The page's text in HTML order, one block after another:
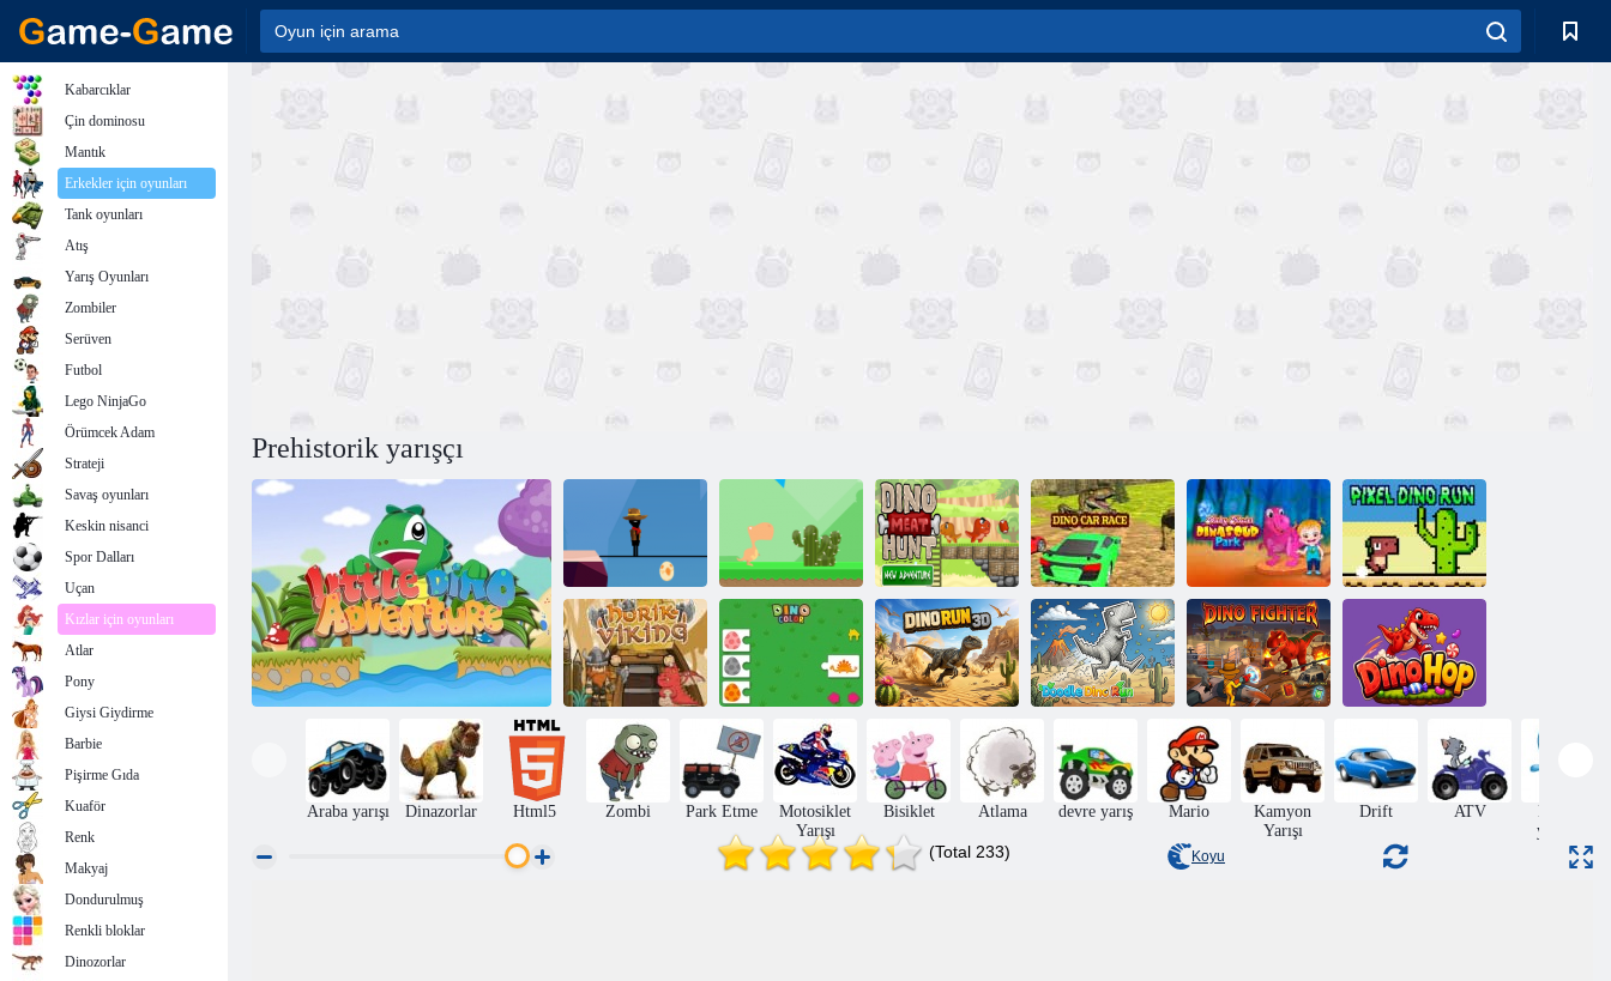
Prehistorik yarışçı
Jurassic Run Dino Run
Dino Meat Hunt
Yeni Macera
Dino Araba
Yarışı
Bebek Hazel
Dinozor Parkı
Piksel Dino
Çalıştır
Horik Viking
Dinozor Koşusu
3D
Doodle Dino
Koşusu
Dinozor
Savaşçısı
DinoHop
Araba yarışı Dinazorlar Html5 Zombi Park Etme
Motosiklet
Yarışı
Bisiklet Atlama devre yarış Mario
Kamyon
Yarışı
Drift ATV
Kaykay
yapmak
(Total 233) Koyu
Kabarcıklar
Çin dominosu
Mantık
Erkekler için oyunları
Tank oyunları
Atış
Yarış Oyunları
Zombiler
Serüven
Futbol
Lego NinjaGo
Örümcek Adam
Strateji
Savaş oyunları
Keskin nisanci
Spor Dalları
Uçan
Kızlar için oyunları
Atlar
Pony
Giysi Giydirme
Barbie
Pişirme Gıda
Kuaför
Renk
Makyaj
Dondurulmuş
Renkli bloklar
Dinozorlar